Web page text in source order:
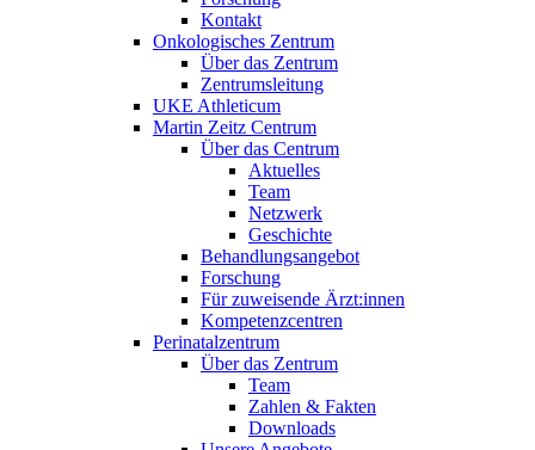
Kontakt
Onkologisches Zentrum
Über das Zentrum
Zentrumsleitung
UKE Athleticum
Martin Zeitz Centrum
Über das Centrum
Aktuelles
Team
Netzwerk
Geschichte
Behandlungsangebot
Forschung
Für zuweisende Ärzt:innen
Kompetenzcentren
Perinatalzentrum
Über das Zentrum
Team
Zahlen & Fakten
Downloads